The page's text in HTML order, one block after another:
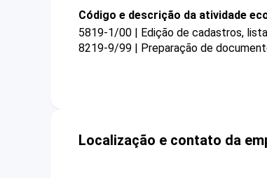
Código e descrição da atividade
5819-1/00 | Edição de cadastros,
8219-9/99 | Preparação de
Localização e contato da